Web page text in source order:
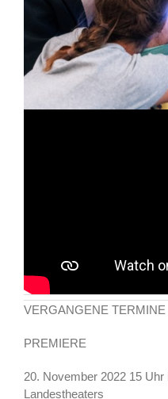
VERGANGENE TERMINE
PREMIERE
20. November 2022 15
Landestheaters